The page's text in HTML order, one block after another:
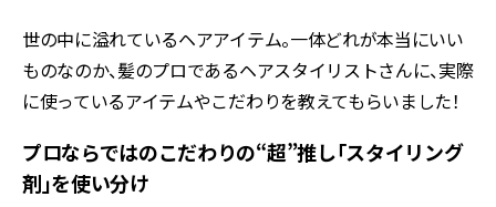
世の中に溢れているヘアアイテム。一体どれが本当にいい
ものなのか、髪のプロであるヘアスタイリストさんに、実際
に使っているアイテムやこだわりを教えてもらいました！
プロならではのこだわりの“超”推し「スタイリング
剤」を使い分け